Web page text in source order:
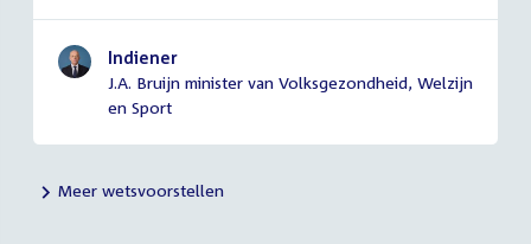
Indiener
J.A. Bruijn minister van Volksgezondheid, Welzijn
en Sport
Meer wetsvoorstellen